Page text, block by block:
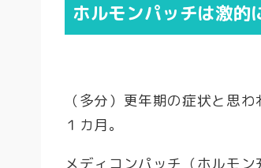
ホルモンパッチは激的
（多分）更年期の症状と思
１カ月。
メディコンパッチ（ホルモ